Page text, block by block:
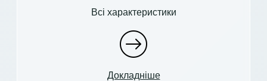
Всі характеристики
Докладніше